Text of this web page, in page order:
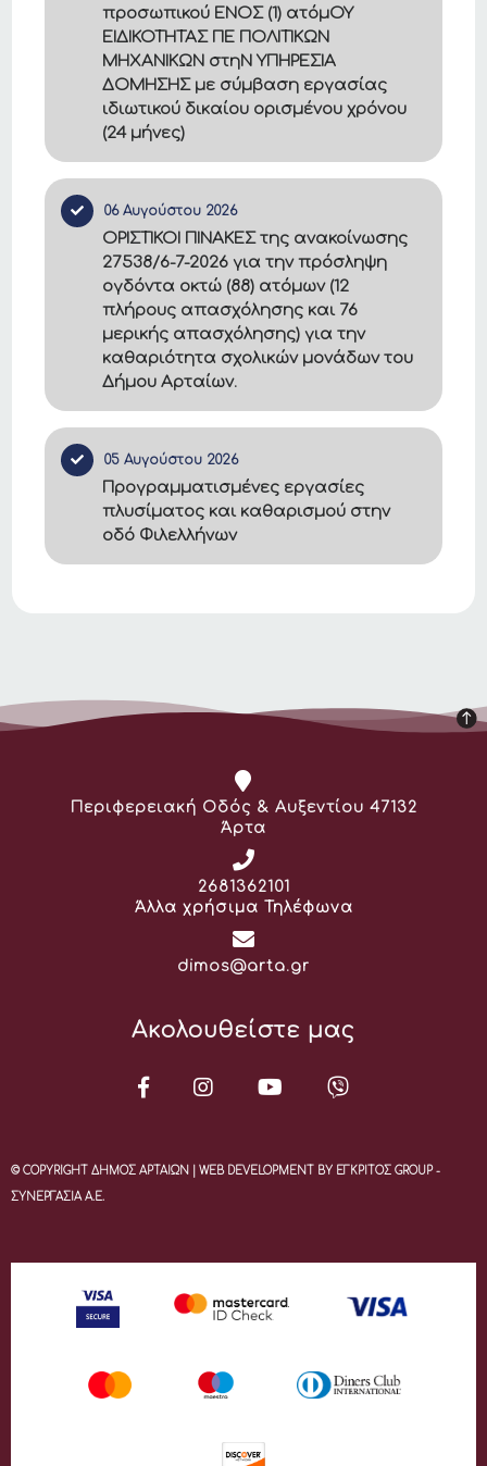
προσωπικού ΕΝΟΣ (1) ατόμΟΥ
ΕΙΔΙΚΟΤΗΤΑΣ ΠΕ ΠΟΛΙΤΙΚΩΝ
ΜΗΧΑΝΙΚΩΝ στηΝ ΥΠΗΡΕΣΙΑ
ΔΟΜΗΣΗΣ με σύμβαση εργασίας
ιδιωτικού δικαίου ορισμένου χρόνου
(24 μήνες)
06 Αυγούστου 2026
ΟΡΙΣΤΙΚΟΙ ΠΙΝΑΚΕΣ της ανακοίνωσης
27538/6-7-2026 για την πρόσληψη
ογδόντα οκτώ (88) ατόμων (12
πλήρους απασχόλησης και 76
μερικής απασχόλησης) για την
καθαριότητα σχολικών μονάδων του
Δήμου Αρταίων.
05 Αυγούστου 2026
Προγραμματισμένες εργασίες
πλυσίματος και καθαρισμού στην
οδό Φιλελλήνων
Διεύθυνση:
Περιφερειακή Οδός & Αυξεντίου 47132
Άρτα
Τηλέφωνο:
2681362101
Άλλα χρήσιμα Τηλέφωνα
Email:
dimos@arta.gr
Ακολουθείστε μας
© COPYRIGHT ΔΗΜΟΣ ΑΡΤΑΙΩΝ | WEB DEVELOPMENT BY ΕΓΚΡΙΤΟΣ GROUP -
ΣΥΝΕΡΓΑΣΙΑ Α.Ε.